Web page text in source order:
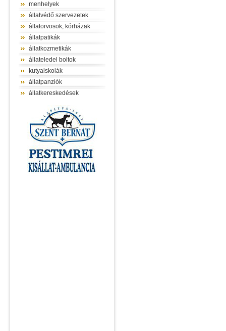
menhelyek
állatvédő szervezetek
állatorvosok, kórházak
állatpatikák
állatkozmetikák
állateledel boltok
kutyaiskolák
állatpanziók
állatkereskedések